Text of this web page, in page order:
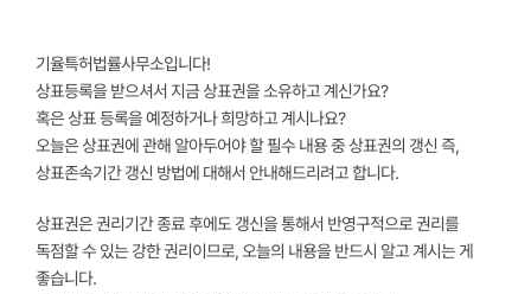
기율특허법률사무소입니다!
상표등록을 받으셔서 지금 상표권을 소유하고 계신가요?
혹은 상표 등록을 예정하거나 희망하고 계시나요?
오늘은 상표권에 관해 알아두어야 할 필수 내용 중 상표권의 갱신 즉,
상표존속기간 갱신 방법에 대해서 안내해드리려고 합니다.
상표권은 권리기간 종료 후에도 갱신을 통해서 반영구적으로 권리를
독점할 수 있는 강한 권리이므로, 오늘의 내용을 반드시 알고 계시는 게
좋습니다.